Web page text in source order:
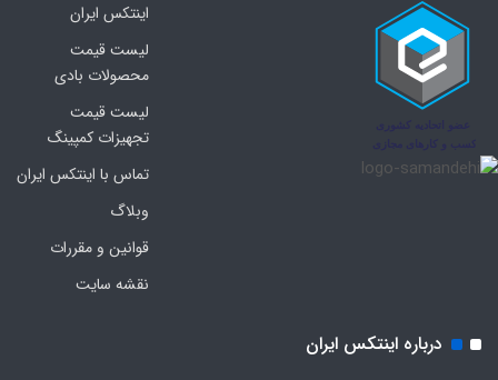
اینتکس ایران
لیست قیمت
محصولات بادی
لیست قیمت
تجهیزات کمپینگ
تماس با اینتکس ایران
وبلاگ
قوانین و مقررات
نقشه سایت
درباره اینتکس ایران